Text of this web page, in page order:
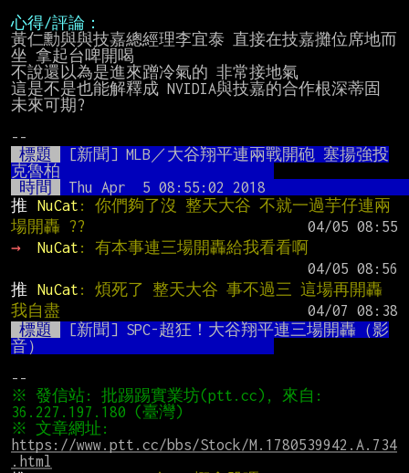
心得/評論：
黃仁勳與與技嘉總經理李宜泰 直接在技嘉攤位席地而
坐 拿起台啤開喝
不說還以為是進來蹭冷氣的 非常接地氣
這是不是也能解釋成 NVIDIA與技嘉的合作根深蒂固
未來可期?
標題
[新聞] MLB／大谷翔平連兩戰開砲 塞揚強投
克魯柏
時間
推
NuCat : 你們夠了沒 整天大谷 不就一過芋仔連兩
場開轟 ??
→
NuCat : 有本事連三場開轟給我看看啊
推
NuCat : 煩死了 整天大谷 事不過三 這場再開轟
我自盡
標題
[新聞] SPC-超狂！大谷翔平連三場開轟（影
音）
※ 發信站: 批踢踢實業坊(ptt.cc), 來自:
https://www.ptt.cc/bbs/Stock/M.1780539942.A.734
.html